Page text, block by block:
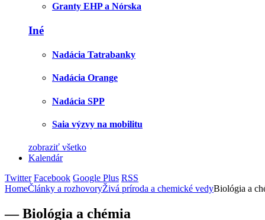
Granty EHP a Nórska
Iné
Nadácia Tatrabanky
Nadácia Orange
Nadácia SPP
Saia výzvy na mobilitu
zobraziť všetko
Kalendár
Twitter Facebook Google Plus RSS
HomeČlánky a rozhovoryŽivá príroda a chemické vedyBiológia a
— Biológia a chémia